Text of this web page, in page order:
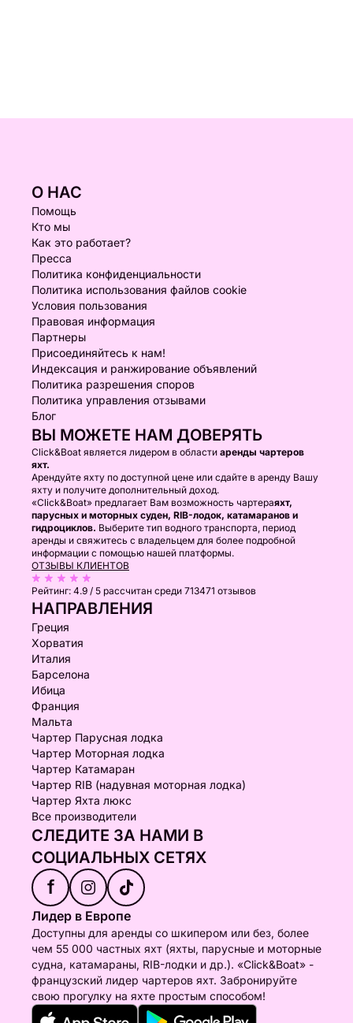
О НАС
Помощь
Кто мы
Как это работает?
Пресса
Политика конфиденциальности
Политика использования файлов cookie
Условия пользования
Правовая информация
Партнеры
Присоединяйтесь к нам!
Индексация и ранжирование объявлений
Политика разрешения споров
Политика управления отзывами
Блог
ВЫ МОЖЕТЕ НАМ ДОВЕРЯТЬ
Click&Boat является лидером в области аренды чартеров
яхт.
Арендуйте яхту по доступной цене или сдайте в аренду Вашу
яхту и получите дополнительный доход.
«Click&Boat» предлагает Вам возможность чартераяхт,
парусных и моторных суден, RIB-лодок, катамаранов и
гидроциклов. Выберите тип водного транспорта, период
аренды и свяжитесь с владельцем для более подробной
информации с помощью нашей платформы.
ОТЗЫВЫ КЛИЕНТОВ
Рейтинг: 4.9 / 5 рассчитан среди 713471 отзывов
НАПРАВЛЕНИЯ
Греция
Хорватия
Италия
Барселона
Ибица
Франция
Мальта
Чартер Парусная лодка
Чартер Моторная лодка
Чартер Катамаран
Чартер RIB (надувная моторная лодка)
Чартер Яхта люкс
Все производители
СЛЕДИТЕ ЗА НАМИ В
СОЦИАЛЬНЫХ СЕТЯХ
f
Лидер в Европе
Доступны для аренды со шкипером или без, более
чем 55 000 частных яхт (яхты, парусные и моторные
судна, катамараны, RIB-лодки и др.). «Click&Boat» -
французский лидер чартеров яхт. Забронируйте
свою прогулку на яхте простым способом!